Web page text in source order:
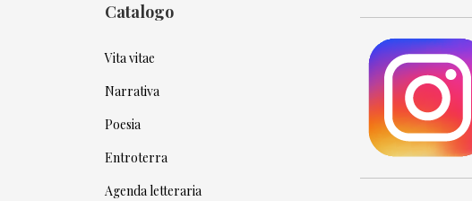
Catalogo
Vita vitae
Narrativa
Poesia
Entroterra
Agenda letteraria